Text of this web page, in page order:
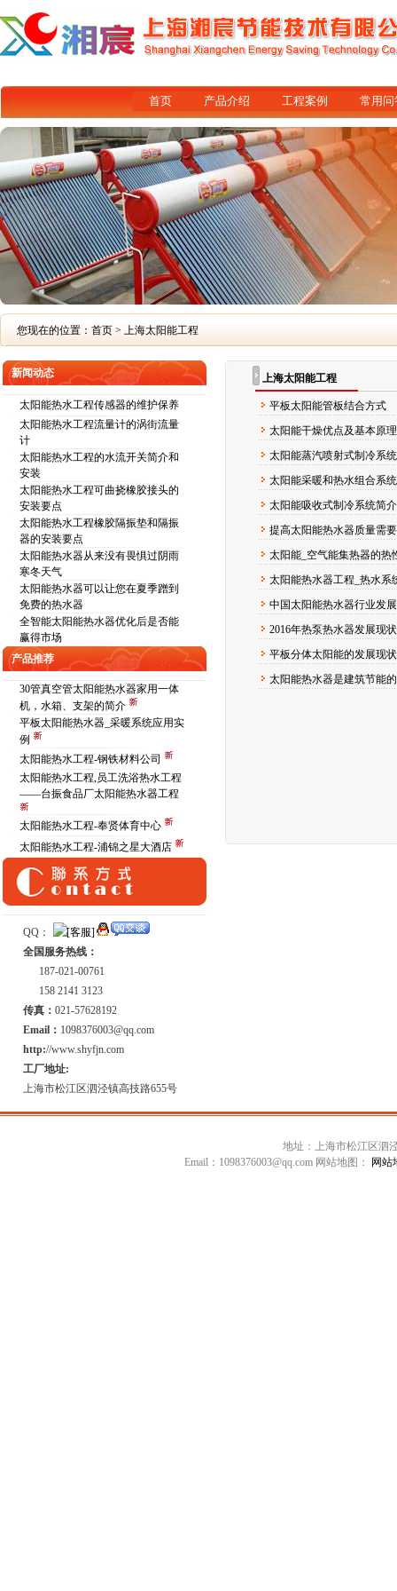
首页 产品介绍 工程案例 常用问
您现在的位置： 首页 > 上海太阳能工程
新闻动态
太阳能热水工程传感器的维护保养
太阳能热水工程流量计的涡街流量
计
太阳能热水工程的水流开关简介和
安装
太阳能热水工程可曲挠橡胶接头的
安装要点
太阳能热水工程橡胶隔振垫和隔振
器的安装要点
太阳能热水器从来没有畏惧过阴雨
寒冬天气
太阳能热水器可以让您在夏季蹭到
免费的热水器
全智能太阳能热水器优化后是否能
赢得市场
产品推荐
30管真空管太阳能热水器家用一体
机，水箱、支架的简介
平板太阳能热水器_采暖系统应用实
例
太阳能热水工程-钢铁材料公司
太阳能热水工程,员工洗浴热水工程
——台振食品厂太阳能热水器工程
太阳能热水工程-奉贤体育中心
太阳能热水工程-浦锦之星大酒店
QQ：
全国服务热线：
187-021-00761
158 2141 3123
传真：021-57628192
Email： 1098376003@qq.com
http://www.shyfjn.com
工厂地址:
上海市松江区泗泾镇高技路655号
上海太阳能工程
平板太阳能管板结合方式
太阳能干燥优点及基本原理
太阳能蒸汽喷射式制冷系
太阳能采暖和热水组合系
太阳能吸收式制冷系统简介
提高太阳能热水器质量需
太阳能_空气能集热器的热
太阳能热水器工程_热水系
中国太阳能热水器行业发
2016年热泵热水器发展现
平板分体太阳能的发展现
太阳能热水器是建筑节能
地址：上海市松江区泗泾
Email：1098376003@qq.com 网站地图：
网站